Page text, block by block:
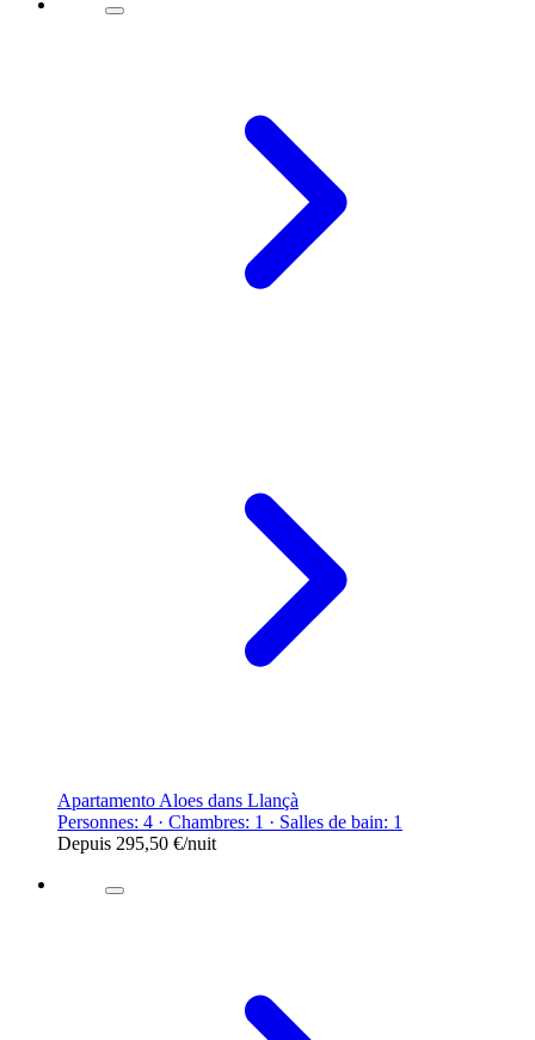
Apartamento Aloes dans Llançà
Personnes: 4 · Chambres: 1 · Salles de bain: 1
Depuis 295,50 €/nuit